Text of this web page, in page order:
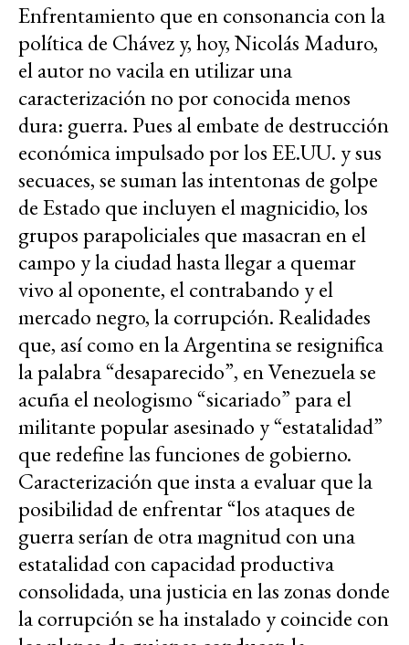
Enfrentamiento que en consonancia con la
política de Chávez y, hoy, Nicolás Maduro,
el autor no vacila en utilizar una
caracterización no por conocida menos
dura: guerra. Pues al embate de destrucción
económica impulsado por los EE.UU. y sus
secuaces, se suman las intentonas de golpe
de Estado que incluyen el magnicidio, los
grupos parapoliciales que masacran en el
campo y la ciudad hasta llegar a quemar
vivo al oponente, el contrabando y el
mercado negro, la corrupción. Realidades
que, así como en la Argentina se resignifica
la palabra “desaparecido”, en Venezuela se
acuña el neologismo “sicariado” para el
militante popular asesinado y “estatalidad”
que redefine las funciones de gobierno.
Caracterización que insta a evaluar que la
posibilidad de enfrentar “los ataques de
guerra serían de otra magnitud con una
estatalidad con capacidad productiva
consolidada, una justicia en las zonas donde
la corrupción se ha instalado y coincide con